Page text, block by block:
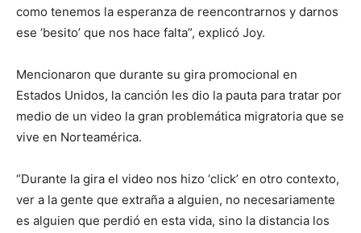
como tenemos la esperanza de reencontrarnos y darnos
ese ‘besito’ que nos hace falta”, explicó Joy.
Mencionaron que durante su gira promocional en
Estados Unidos, la canción les dio la pauta para tratar por
medio de un video la gran problemática migratoria que se
vive en Norteamérica.
“Durante la gira el video nos hizo ‘click’ en otro contexto,
ver a la gente que extraña a alguien, no necesariamente
es alguien que perdió en esta vida, sino la distancia los